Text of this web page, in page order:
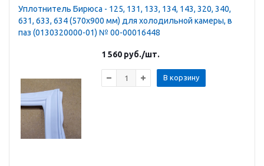
Уплотнитель Бирюса - 125, 131, 133, 134, 143, 320, 340,
631, 633, 634 (570х900 мм) для холодильной камеры, в
паз (0130320000-01) № 00-00016448
1 560 руб./шт.
В корзину